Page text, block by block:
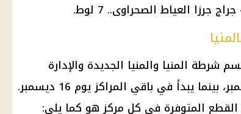
العياط الصحراوى.. 7 لوط.
شرطة المنيا والمنيا الجديدة والإدارة
العامة للمرور بالمنيا الاثنين 9 ديسمبر، بينما يبدأ في باقي المراكز يوم 16 ديسمبر.
المتوفرة في كل مركز هو كما يلي: